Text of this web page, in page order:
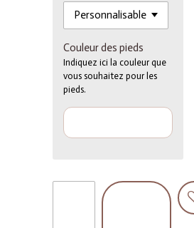
Couleur des pieds
Indiquez ici la couleur que
vous souhaitez pour les
pieds.